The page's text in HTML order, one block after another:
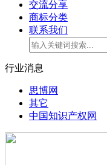
交流分享
商标分类
联系我们
行业消息
思博网
其它
中国知识产权网